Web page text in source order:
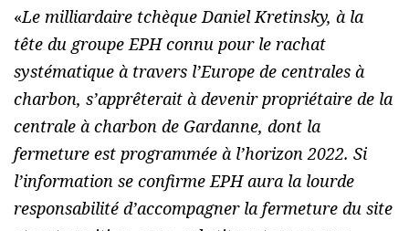
«Le milliardaire tchèque Daniel Kretinsky, à la
tête du groupe EPH connu pour le rachat
systématique à travers l’Europe de centrales à
charbon, s’apprêterait à devenir propriétaire de la
centrale à charbon de Gardanne, dont la
fermeture est programmée à l’horizon 2022. Si
l’information se confirme EPH aura la lourde
responsabilité d’accompagner la fermeture du site